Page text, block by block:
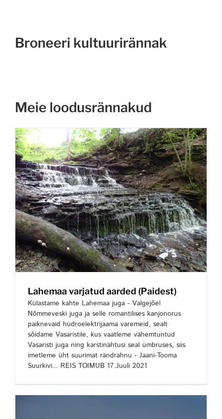
Broneeri kultuurirännak
Meie loodusrännakud
Lahemaa varjatud aarded (Paidest)
Külastame kahte Lahemaa juga - Valgejõel
Nõmmeveski juga ja selle romantilises kanjonorus
paiknevaid hüdroelektrijaama varemeid, sealt
sõidame Vasaristile, kus vaatleme vähemtuntud
Vasaristi juga ning karstinähtusi seal ümbruses, siis
imetleme üht suurimat rändrahnu - Jaani-Tooma
Suurkivi... REIS TOIMUB 17.Juuli 2021